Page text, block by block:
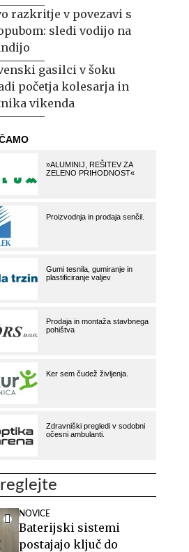
razkritje v povezavi s
sledi vodijo na
gasilci v šoku
početja kolesarja in
vikenda
NOVICE
Baterijski sistemi
postajajo ključ do